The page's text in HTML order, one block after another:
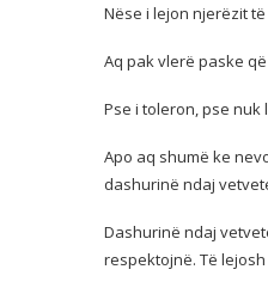
Nëse i lejon njerëzit
Aq pak vlerë paske
Pse i toleron, pse nuk
Apo aq shumë ke
dashurinë ndaj
Dashurinë ndaj
respektojnë. Të